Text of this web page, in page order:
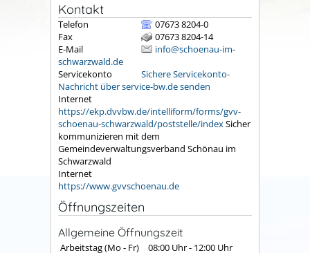
Kontakt
Telefon
07673 8204-0
Fax
07673 8204-14
E-Mail
info@schoenau-im-
schwarzwald.de
Servicekonto
Sichere Servicekonto-
Nachricht über service-bw.de senden
Internet
https://ekp.dvvbw.de/intelliform/forms/gvv-
schoenau-schwarzwald/poststelle/indexSicher
kommunizieren mit dem
Gemeindeverwaltungsverband Schönau im
Schwarzwald
Internet
https://www.gvvschoenau.de
Öffnungszeiten
Allgemeine Öffnungszeit
Arbeitstag (Mo - Fr) 08:00 Uhr- 12:00 Uhr